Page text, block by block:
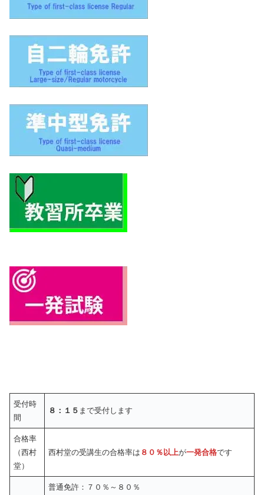
受付時
間
８：１５ まで受付します
合格率
（西村
堂）
西村堂の受講生の合格率は ８０％以上が一発合格です
普通免許：７０％～８０％